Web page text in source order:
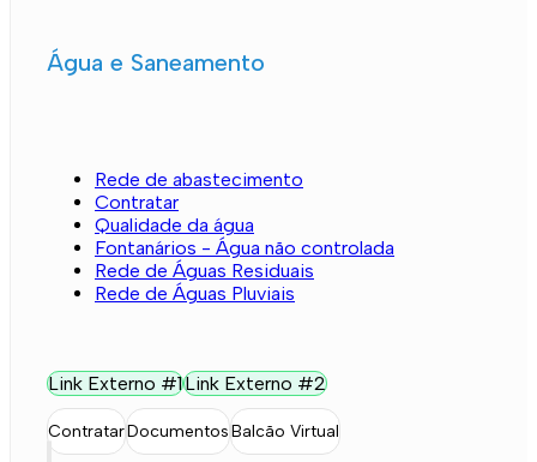
Água e Saneamento
Rede de abastecimento
Contratar
Qualidade da água
Fontanários - Água não controlada
Rede de Águas Residuais
Rede de Águas Pluviais
Link Externo #1Link Externo #2
ContratarDocumentosBalcão Virtual